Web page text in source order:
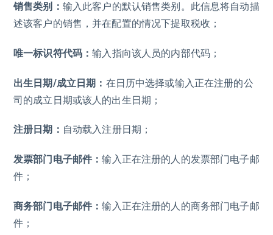
销售类别： 输入此客户的默认销售类别。此信息将自动描
述该客户的销售，并在配置的情况下提取税收；
唯一标识符代码：输入指向该人员的内部代码；
出生日期/成立日期： 在日历中选择或输入正在注册的公
司的成立日期或该人的出生日期；
注册日期： 自动载入注册日期；
发票部门电子邮件：输入正在注册的人的发票部门电子邮
件；
商务部门电子邮件：输入正在注册的人的商务部门电子邮
件；